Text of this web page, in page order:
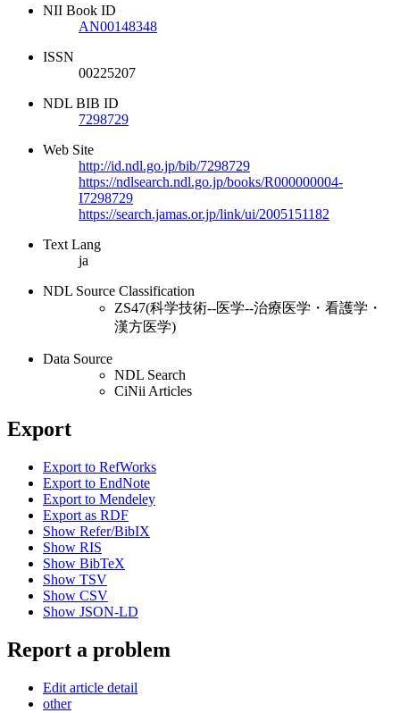
NII Book ID
AN00148348
ISSN
00225207
NDL BIB ID
7298729
Web Site
http://id.ndl.go.jp/bib/7298729
https://ndlsearch.ndl.go.jp/books/R000000004-
I7298729
https://search.jamas.or.jp/link/ui/2005151182
Text Lang
ja
NDL Source Classification
ZS47(科学技術--医学--治療医学・看護学・
漢方医学)
Data Source
NDL Search
CiNii Articles
Export
Export to RefWorks
Export to EndNote
Export to Mendeley
Export as RDF
Show Refer/BibIX
Show RIS
Show BibTeX
Show TSV
Show CSV
Show JSON-LD
Report a problem
Edit article detail
other